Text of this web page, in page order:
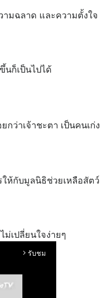
ามฉลาด และความตั้งใจ
นก็เป็นไปได้
ว่าเจ้าชะตา เป็นคนเก่ง
ห้กับมูลนิธิช่วยเหลือสัตว์
เปลี่ยนใจง่ายๆ
arrow_forward_ios รับชม